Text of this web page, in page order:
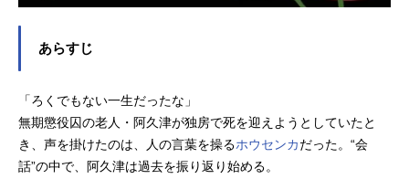
あらすじ
「ろくでもない一生だったな」
無期懲役囚の老人・阿久津が独房で死を迎えようとしていたと
き、声を掛けたのは、人の言葉を操るホウセンカだった。“会
話”の中で、阿久津は過去を振り返り始める。